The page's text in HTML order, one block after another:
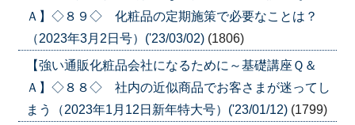
Ａ】◇８９◇ 化粧品の定期施策で必要なことは？
（2023年3月2日号）('23/03/02) (1806)
【強い通販化粧品会社になるために～基礎講座Ｑ＆
Ａ】◇８８◇ 社内の近似商品でお客さまが迷ってし
まう（2023年1月12日新年特大号）('23/01/12) (1799)